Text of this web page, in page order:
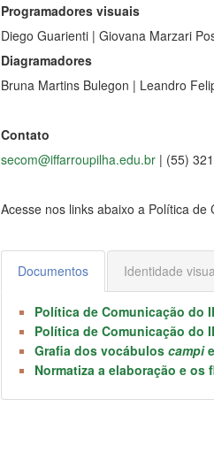
Programadores visuais
Diego Guarienti | Giovana Marzari
Diagramadores
Bruna Martins Bulegon | Leandro
Contato
secom@iffarroupilha.edu.br | (55)
Acesse nos links abaixo a Política
Documentos Identidade
Política de Comunicação do
Política de Comunicação do
Grafia dos vocábuloscampi
Normatiza a elaboração e